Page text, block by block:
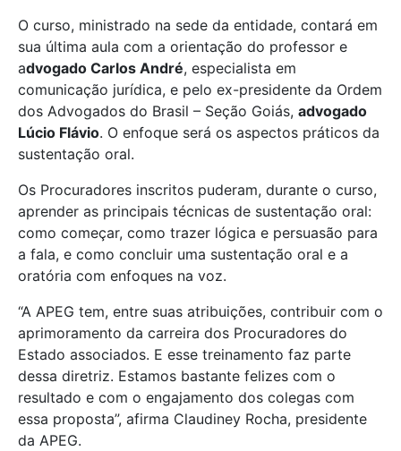
O curso, ministrado na sede da entidade, contará em
sua última aula com a orientação do professor e
advogado Carlos André, especialista em
comunicação jurídica, e pelo ex-presidente da Ordem
dos Advogados do Brasil – Seção Goiás, advogado
Lúcio Flávio. O enfoque será os aspectos práticos da
sustentação oral.
Os Procuradores inscritos puderam, durante o curso,
aprender as principais técnicas de sustentação oral:
como começar, como trazer lógica e persuasão para
a fala, e como concluir uma sustentação oral e a
oratória com enfoques na voz.
“A APEG tem, entre suas atribuições, contribuir com o
aprimoramento da carreira dos Procuradores do
Estado associados. E esse treinamento faz parte
dessa diretriz. Estamos bastante felizes com o
resultado e com o engajamento dos colegas com
essa proposta”, afirma Claudiney Rocha, presidente
da APEG.